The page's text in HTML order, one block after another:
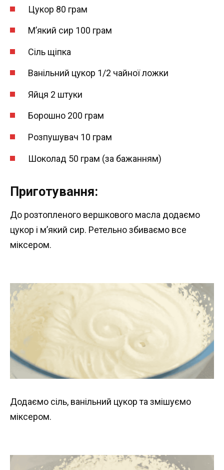
Цукор 80 грам
М’який сир 100 грам
Сіль щіпка
Ванільний цукор 1/2 чайної ложки
Яйця 2 штуки
Борошно 200 грам
Розпушувач 10 грам
Шоколад 50 грам (за бажанням)
Приготування:
До розтопленого вершкового масла додаємо
цукор і м’який сир. Ретельно збиваємо все
міксером.
Додаємо сіль, ванільний цукор та змішуємо
міксером.